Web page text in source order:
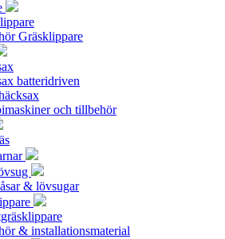
Gräsklippare
batteridriven
och tillbehör
& lövsugar
& installationsmaterial